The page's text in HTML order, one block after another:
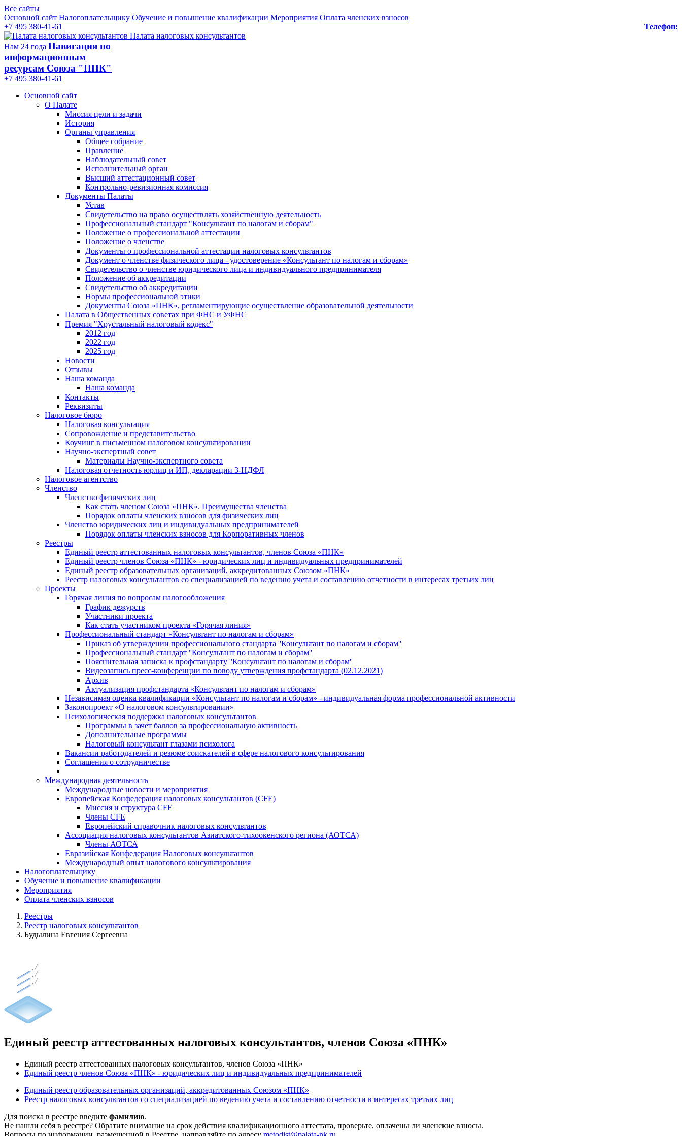
Все сайты
Основной сайт Налогоплательщику Обучение и повышение квалификации Мероприятия Оплата членских взносов
Телефон:
+7 495 380-41-61
Палата налоговых консультантов
Нам 24 года Навигация по
информационным
ресурсам Союза "ПНК"
+7 495 380‑41‑61
Основной сайт
О Палате
Миссия цели и задачи
История
Органы управления
Общее собрание
Правление
Наблюдательный совет
Исполнительный орган
Высший аттестационный совет
Контрольно-ревизионная комиссия
Документы Палаты
Устав
Свидетельство на право осуществлять хозяйственную деятельность
Профессиональный стандарт "Консультант по налогам и сборам"
Положение о профессиональной аттестации
Положение о членстве
Документы о профессиональной аттестации налоговых консультантов
Документ о членстве физического лица - удостоверение «Консультант по налогам и сборам»
Свидетельство о членстве юридического лица и индивидуального предпринимателя
Положение об аккредитации
Свидетельство об аккредитации
Нормы профессиональной этики
Документы Союза «ПНК», регламентирующие осуществление образовательной деятельности
Палата в Общественных советах при ФНС и УФНС
Премия "Хрустальный налоговый кодекс"
2012 год
2022 год
2025 год
Новости
Отзывы
Наша команда
Наша команда
Контакты
Реквизиты
Налоговое бюро
Налоговая консультация
Cопровождение и представительство
Коучинг в письменном налоговом консультировании
Научно-экспертный совет
Материалы Научно-экспертного совета
Налоговая отчетность юрлиц и ИП, декларации 3-НДФЛ
Налоговое агентство
Членство
Членство физических лиц
Как стать членом Союза «ПНК». Преимущества членства
Порядок оплаты членских взносов для физических лиц
Членство юридических лиц и индивидуальных предпринимателей
Порядок оплаты членских взносов для Корпоративных членов
Реестры
Единый реестр аттестованных налоговых консультантов, членов Союза «ПНК»
Единый реестр членов Союза «ПНК» - юридических лиц и индивидуальных предпринимателей
Единый реестр образовательных организаций, аккредитованных Союзом «ПНК»
Реестр налоговых консультантов со специализацией по ведению учета и составлению отчетности в интересах третьих лиц
Проекты
Горячая линия по вопросам налогообложения
График дежурств
Участники проекта
Как стать участником проекта «Горячая линия»
Профессиональный стандарт «Консультант по налогам и сборам»
Приказ об утверждении профессионального стандарта ''Консультант по налогам и сборам''
Профессиональный стандарт ''Консультант по налогам и сборам''
Пояснительная записка к профстандарту ''Консультант по налогам и сборам''
Видеозапись пресс-конференции по поводу утверждения профстандарта (02.12.2021)
Архив
Актуализация профстандарта «Консультант по налогам и сборам»
Независимая оценка квалификации «Консультант по налогам и сборам» - индивидуальная форма профессиональной активности
Законопроект «О налоговом консультировании»
Психологическая поддержка налоговых консультантов
Программы в зачет баллов за профессиональную активность
Дополнительные программы
Налоговый консультант глазами психолога
Вакансии работодателей и резюме соискателей в сфере налогового консультирования
Соглашения о сотрудничестве
Международная деятельность
Международные новости и мероприятия
Европейская Конфедерация налоговых консультантов (CFE)
Миссия и структура CFE
Члены CFE
Европейский справочник налоговых консультантов
Ассоциация налоговых консультантов Азиатского-тихоокенского региона (АОТСА)
Члены АОТСА
Евразийская Конфедерация Налоговых консультантов
Международный опыт налогового консультирования
Налогоплательщику
Обучение и повышение квалификации
Мероприятия
Оплата членских взносов
Реестры
Реестр налоговых консультантов
Будылина Евгения Сергеевна
Единый реестр аттестованных налоговых консультантов, членов Союза «ПНК»
Единый реестр аттестованных налоговых консультантов, членов Союза «ПНК»
Единый реестр членов Союза «ПНК» - юридических лиц и индивидуальных предпринимателей
Единый реестр образовательных организаций, аккредитованных Союзом «ПНК»
Реестр налоговых консультантов со специализацией по ведению учета и составлению отчетности в интересах третьих лиц
Для поиска в реестре введите фамилию.
Не нашли себя в реестре? Обратите внимание на срок действия квалификационного аттестата, проверьте, оплачены ли членские взносы.